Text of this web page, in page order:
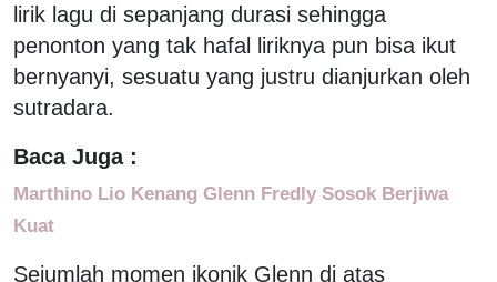
lirik lagu di sepanjang durasi sehingga
penonton yang tak hafal liriknya pun bisa ikut
bernyanyi, sesuatu yang justru dianjurkan oleh
sutradara.
Baca Juga :
Marthino Lio Kenang Glenn Fredly Sosok Berjiwa
Kuat
Sejumlah momen ikonik Glenn di atas